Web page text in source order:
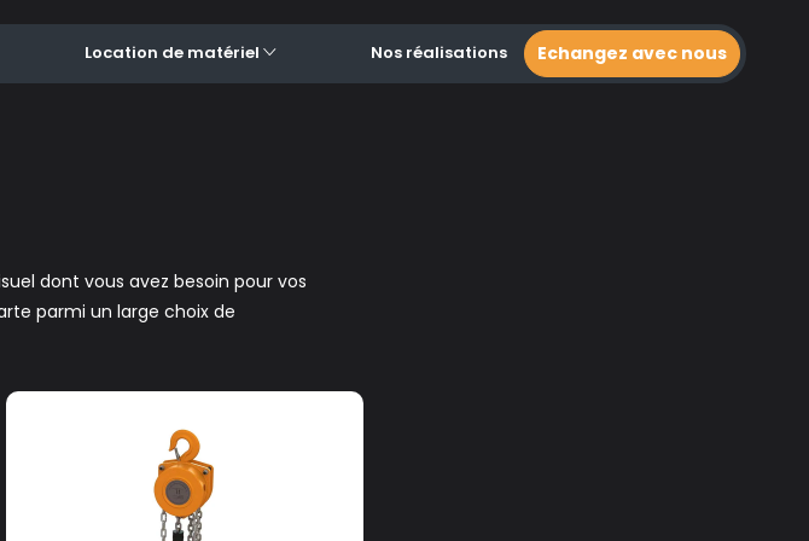
Location de matériel Nos réalisations Echangez avec nous
dont vous avez besoin pour vos
parmi un large choix de